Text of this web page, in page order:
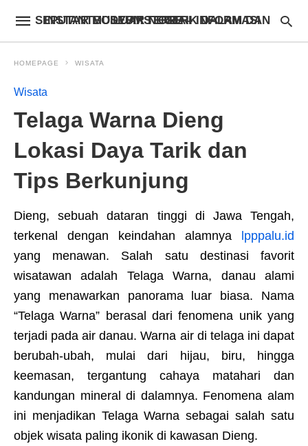
INSTANTBODYFIXSTORE – INFORMASI SEPUTAR MUSEUM TERBAIK DALAM DAN LUAR NEGERI
HOMEPAGE WISATA
Wisata
Telaga Warna Dieng
Lokasi Daya Tarik dan
Tips Berkunjung
Dieng, sebuah dataran tinggi di Jawa Tengah,
terkenal dengan keindahan alamnya
lpppalu.id
yang menawan. Salah satu destinasi favorit
wisatawan adalah Telaga Warna, danau alami
yang menawarkan panorama luar biasa. Nama
“Telaga Warna” berasal dari fenomena unik yang
terjadi pada air danau. Warna air di telaga ini dapat
berubah-ubah, mulai dari hijau, biru, hingga
keemasan, tergantung cahaya matahari dan
kandungan mineral di dalamnya. Fenomena alam
ini menjadikan Telaga Warna sebagai salah satu
objek wisata paling ikonik di kawasan Dieng.